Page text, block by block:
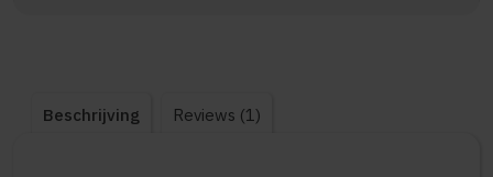
Beschrijving Reviews (1)